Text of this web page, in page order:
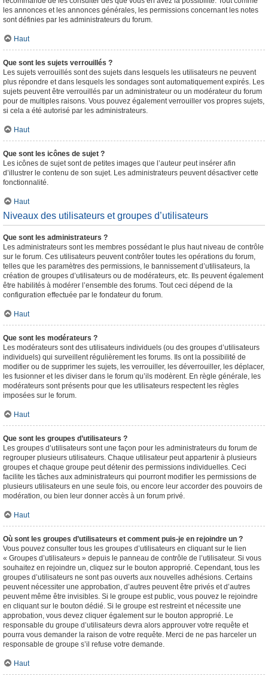
les annonces et les annonces générales, les permissions concernant les notes
sont définies par les administrateurs du forum.
Haut
Que sont les sujets verrouillés ?
Les sujets verrouillés sont des sujets dans lesquels les utilisateurs ne peuvent
plus répondre et dans lesquels les sondages sont automatiquement expirés. Les
sujets peuvent être verrouillés par un administrateur ou un modérateur du forum
pour de multiples raisons. Vous pouvez également verrouiller vos propres sujets,
si cela a été autorisé par les administrateurs.
Haut
Que sont les icônes de sujet ?
Les icônes de sujet sont de petites images que l’auteur peut insérer afin
d’illustrer le contenu de son sujet. Les administrateurs peuvent désactiver cette
fonctionnalité.
Haut
Niveaux des utilisateurs et groupes d’utilisateurs
Que sont les administrateurs ?
Les administrateurs sont les membres possédant le plus haut niveau de contrôle
sur le forum. Ces utilisateurs peuvent contrôler toutes les opérations du forum,
telles que les paramètres des permissions, le bannissement d’utilisateurs, la
création de groupes d’utilisateurs ou de modérateurs, etc. Ils peuvent également
être habilités à modérer l’ensemble des forums. Tout ceci dépend de la
configuration effectuée par le fondateur du forum.
Haut
Que sont les modérateurs ?
Les modérateurs sont des utilisateurs individuels (ou des groupes d’utilisateurs
individuels) qui surveillent régulièrement les forums. Ils ont la possibilité de
modifier ou de supprimer les sujets, les verrouiller, les déverrouiller, les déplacer,
les fusionner et les diviser dans le forum qu’ils modèrent. En règle générale, les
modérateurs sont présents pour que les utilisateurs respectent les règles
imposées sur le forum.
Haut
Que sont les groupes d’utilisateurs ?
Les groupes d’utilisateurs sont une façon pour les administrateurs du forum de
regrouper plusieurs utilisateurs. Chaque utilisateur peut appartenir à plusieurs
groupes et chaque groupe peut détenir des permissions individuelles. Ceci
facilite les tâches aux administrateurs qui pourront modifier les permissions de
plusieurs utilisateurs en une seule fois, ou encore leur accorder des pouvoirs de
modération, ou bien leur donner accès à un forum privé.
Haut
Où sont les groupes d’utilisateurs et comment puis-je en rejoindre un ?
Vous pouvez consulter tous les groupes d’utilisateurs en cliquant sur le lien
« Groupes d’utilisateurs » depuis le panneau de contrôle de l’utilisateur. Si vous
souhaitez en rejoindre un, cliquez sur le bouton approprié. Cependant, tous les
groupes d’utilisateurs ne sont pas ouverts aux nouvelles adhésions. Certains
peuvent nécessiter une approbation, d’autres peuvent être privés et d’autres
peuvent même être invisibles. Si le groupe est public, vous pouvez le rejoindre
en cliquant sur le bouton dédié. Si le groupe est restreint et nécessite une
approbation, vous devez cliquer également sur le bouton approprié. Le
responsable du groupe d’utilisateurs devra alors approuver votre requête et
pourra vous demander la raison de votre requête. Merci de ne pas harceler un
responsable de groupe s’il refuse votre demande.
Haut